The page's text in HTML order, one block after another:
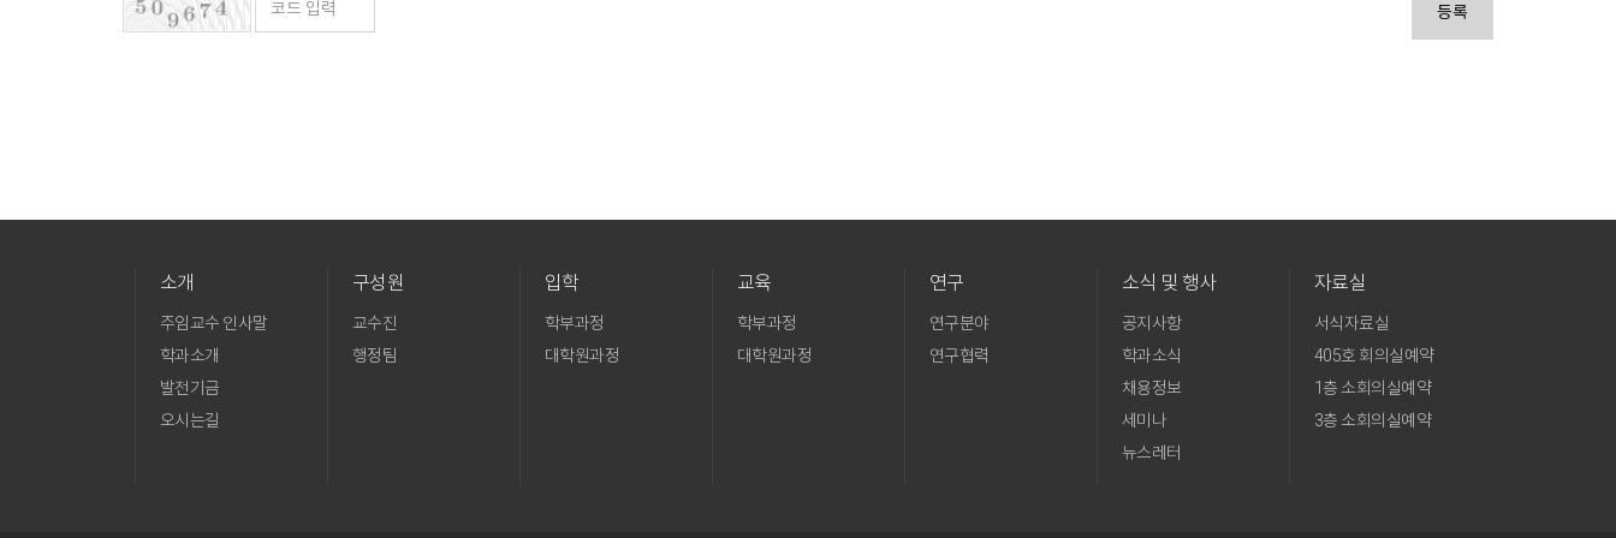
등록
소개
주임교수 인사말
학과소개
발전기금
오시는길
구성원
교수진
행정팀
입학
학부과정
대학원과정
교육
학부과정
대학원과정
연구
연구분야
연구협력
소식 및 행사
공지사항
학과소식
채용정보
세미나
뉴스레터
자료실
서식자료실
405호 회의실예약
1층 소회의실예약
3층 소회의실예약